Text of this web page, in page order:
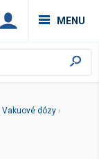
MENU
Vakuové dózy ›